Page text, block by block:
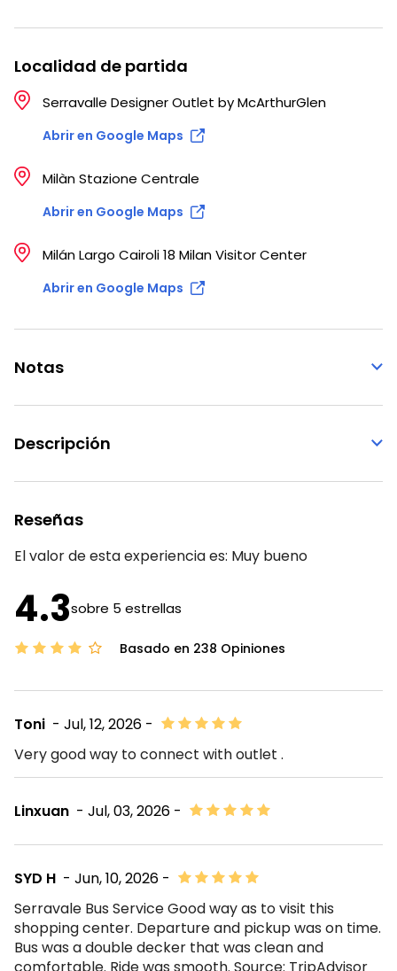
Localidad de partida
Serravalle Designer Outlet by McArthurGlen
Abrir en Google Maps
Milàn Stazione Centrale
Abrir en Google Maps
Milán Largo Cairoli 18 Milan Visitor Center
Abrir en Google Maps
Notas
Descripción
Reseñas
El valor de esta experiencia es: Muy bueno
4.3sobre 5 estrellas
Basado en 238 Opiniones
- Jul, 12, 2026 -
Toni
Very good way to connect with outlet .
- Jul, 03, 2026 -
Linxuan
- Jun, 10, 2026 -
SYD H
Serravale Bus Service Good way as to visit this
shopping center. Departure and pickup was on time.
Bus was a double decker that was clean and
comfortable. Ride was smooth. Source: TripAdvisor